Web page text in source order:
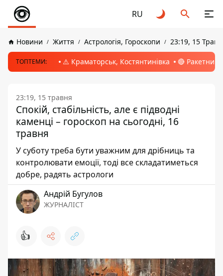
RU
Новини Життя Астрологія, Гороскопи 23:19, 15
ТОПТЕМИ: ⚠️ Краматорськ, Костянтинівка 🔴 Ракетний
23:19, 15 травня
Спокій, стабільність, але є підводні
каменці – гороскоп на сьогодні, 16
травня
У суботу треба бути уважним для дрібниць та
контролювати емоції, тоді все складатиметься
добре, радять астрологи
Андрій Бугулов
ЖУРНАЛІСТ
👍